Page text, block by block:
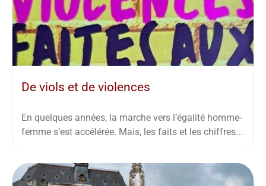
De viols et de violences
En quelques années, la marche vers l’égalité homme-
femme s’est accélérée. Mais, les faits et les chiffres...